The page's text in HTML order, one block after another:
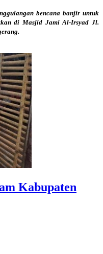
bencana banjir untuk
di Masjid Jami Al-Irsyad Jl.
Kabupaten